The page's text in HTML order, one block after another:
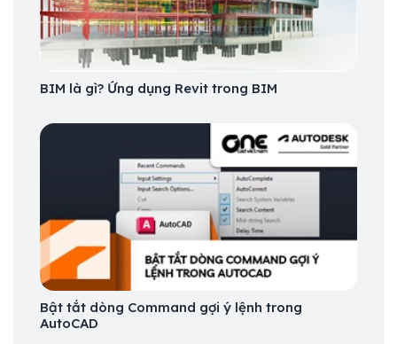
BIM là gì? Ứng dụng Revit trong BIM
Bật tắt dòng Command gợi ý lệnh trong
AutoCAD